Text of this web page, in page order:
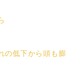
の低下から頭も膨